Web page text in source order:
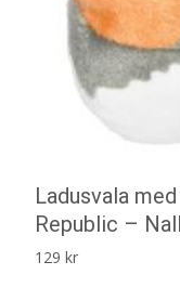
Ladusvala
Republic –
129 kr